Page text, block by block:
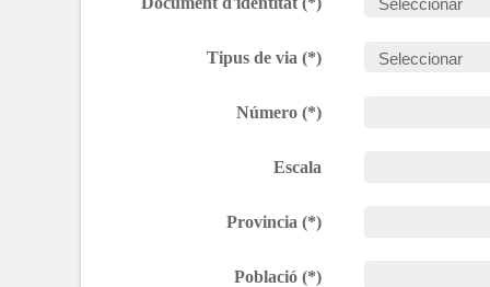
Tipus de via (*)
Número (*)
Escala
Provincia (*)
Població (*)